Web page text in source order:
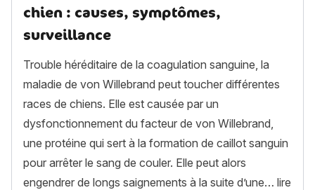
chien : causes, symptômes,
surveillance
Trouble héréditaire de la coagulation sanguine, la
maladie de von Willebrand peut toucher différentes
races de chiens. Elle est causée par un
dysfonctionnement du facteur de von Willebrand,
une protéine qui sert à la formation de caillot sanguin
pour arrêter le sang de couler. Elle peut alors
engendrer de longs saignements à la suite d’une… lire